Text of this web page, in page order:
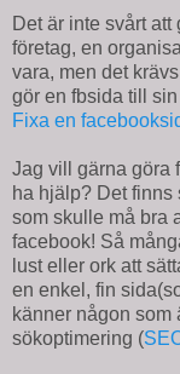
Det är inte svårt
företag, en
vara, men det
gör en fbsida till
Fixa en
Jag vill gärna göra
ha hjälp? Det finns
som skulle må bra
facebook! Så
lust eller ork att
en enkel, fin
känner någon som
sökoptimering (